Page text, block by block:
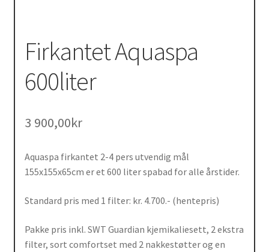
Firkantet Aquaspa
600liter
3 900,00kr
Aquaspa firkantet 2-4 pers utvendig mål
155x155x65cm er et 600 liter spabad for alle årstider.
Standard pris med 1 filter: kr. 4.700.- (hentepris)
Pakke pris inkl. SWT Guardian kjemikaliesett, 2 ekstra
filter, sort comfortset med 2 nakkestøtter og en